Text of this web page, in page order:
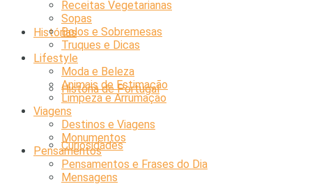
Histórias
História de Portugal
Curiosidades
Receitas Vegetarianas
Sopas
Bolos e Sobremesas
Truques e Dicas
Lifestyle
Moda e Beleza
Animais de Estimação
Limpeza e Arrumação
Viagens
Destinos e Viagens
Monumentos
Pensamentos
Pensamentos e Frases do Dia
Mensagens